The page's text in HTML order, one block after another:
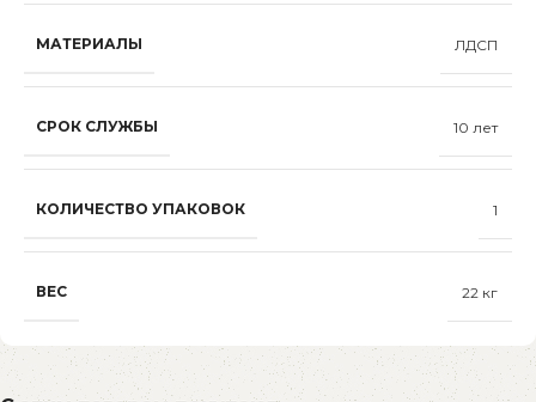
МАТЕРИАЛЫ ЛДСП
СРОК СЛУЖБЫ 10 лет
КОЛИЧЕСТВО УПАКОВОК 1
ВЕС 22 кг